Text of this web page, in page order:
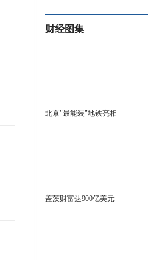
财经图集
北京"最能装"地铁亮相
盖茨财富达900亿美元